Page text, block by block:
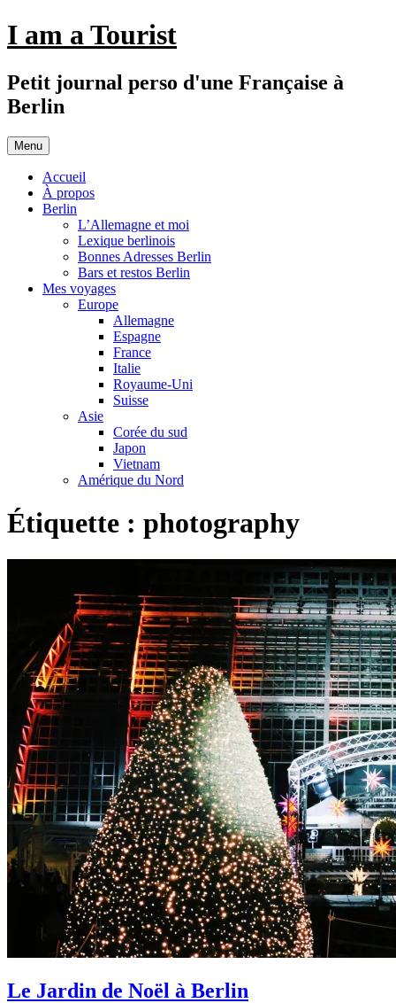
Aller
au
I am a Tourist
Petit journal perso d'une Française à
Berlin
Menu
Accueil
À propos
Berlin
L’Allemagne et moi
Lexique berlinois
Bonnes Adresses Berlin
Bars et restos Berlin
Mes voyages
Europe
Allemagne
Espagne
France
Italie
Royaume-Uni
Suisse
Asie
Corée du sud
Japon
Vietnam
Amérique du Nord
Étiquette : photography
Le Jardin de Noël à Berlin